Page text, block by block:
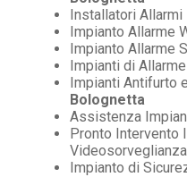
Installatori Allarmi
Impianto Allarme
Impianto Allarme
Impianti di
Impianti Antifurto
Bolognetta
Assistenza
Pronto Intervento
Videosorveglianza
Impianto di